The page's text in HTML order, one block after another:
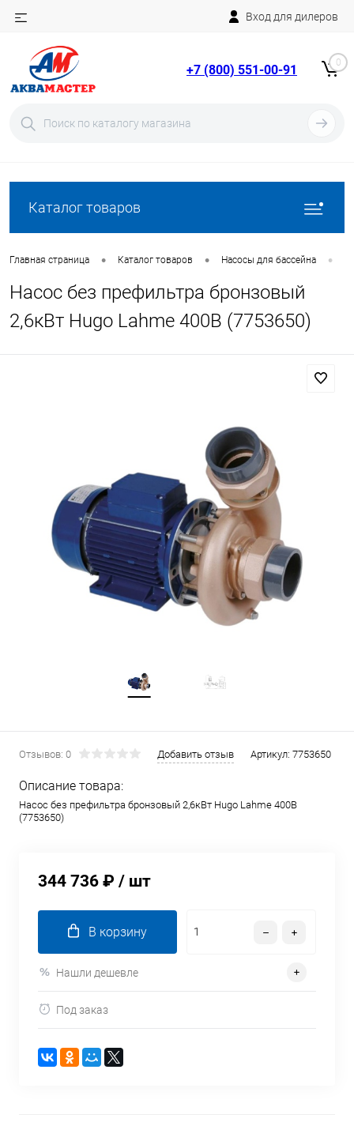
Вход для дилеров
+7 (800) 551-00-91 0
Каталог товаров
Главная страница • Каталог товаров • Насосы для бассейна •
Насос без префильтра бронзовый
2,6кВт Hugo Lahme 400В (7753650)
Отзывов: 0 Добавить отзыв Артикул: 7753650
Описание товара:
Насос без префильтра бронзовый 2,6кВт Hugo Lahme 400В
(7753650)
344 736 ₽ / шт
В корзину
Нашли дешевле
Под заказ